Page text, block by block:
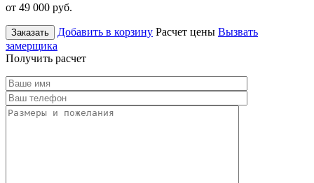
от 49 000 руб.
Заказать Добавить в корзину Расчет цены Вызвать
замерщика
Получить расчет